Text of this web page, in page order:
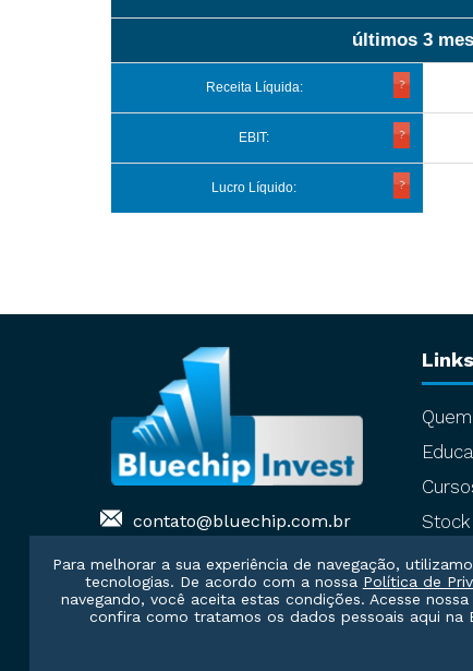
últimos 3
Receita Líquida:
EBIT:
Lucro Líquido:
contato@bluechip.com.br
Links
Stock
Para melhorar a sua experiência de navegação,
tecnologias. De acordo com a nossa Política de
navegando, você aceita estas condições. Acesse nossa
confira como tratamos os dados pessoais aqui na